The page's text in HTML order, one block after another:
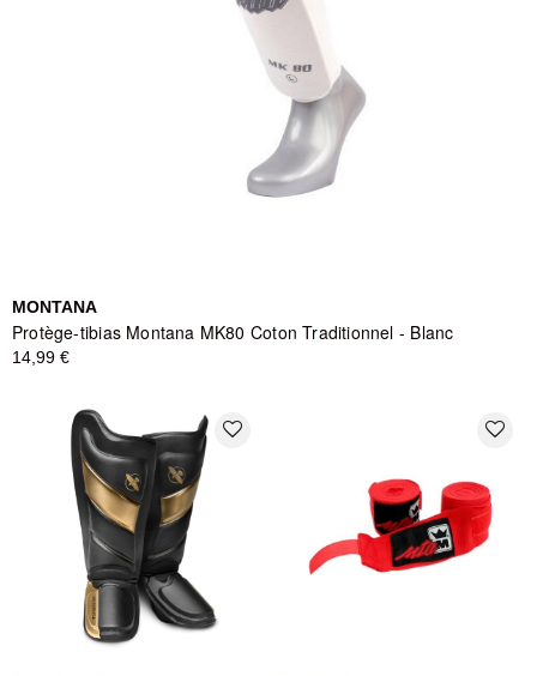
MONTANA
Protège-tibias Montana MK80 Coton Traditionnel - Blanc
14,99 €
favorite_border favorite_border